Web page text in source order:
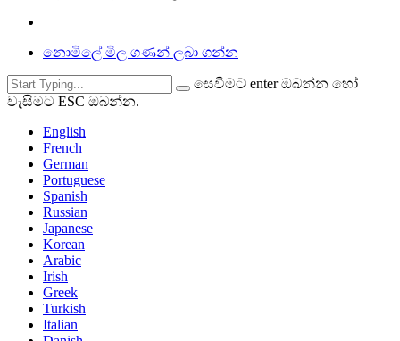
නොමිලේ මිල ගණන් ලබා ගන්න
සෙවීමට enter ඔබන්න හෝ
වැසීමට ESC ඔබන්න.
English
French
German
Portuguese
Spanish
Russian
Japanese
Korean
Arabic
Irish
Greek
Turkish
Italian